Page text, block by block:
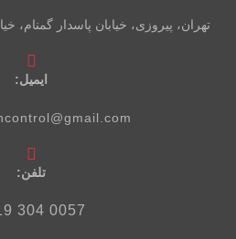
تهران، پیروزی، خیابان پاسدار گمنام،
ایمیل:
تلفن‌:
0057 304 0919